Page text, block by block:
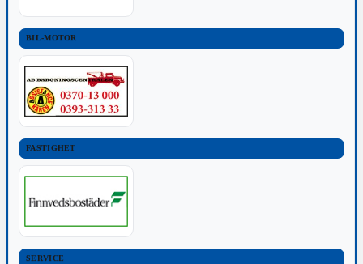
BIL-MOTOR
FASTIGHET
SERVICE